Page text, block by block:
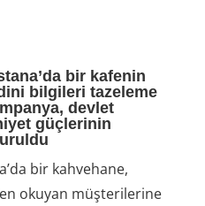
bir kafenin
bilgileri tazeleme
devlet
güçlerinin
bir kahvehane,
okuyan müşterilerine